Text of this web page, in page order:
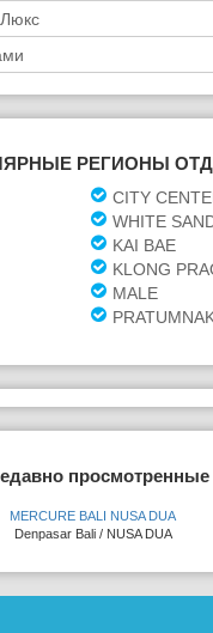
РЕГИОНЫ
CITY
WHITE
KAI BAE
KLONG
MALE
просмотренные
MERCURE BALI NUSA DUA
Denpasar Bali / NUSA DUA